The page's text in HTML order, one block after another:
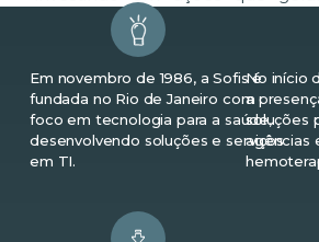
apoiam a inclusão digital e
como ferramenta de
Em novembro de 1986, a Sofis é
fundada no Rio de Janeiro com
foco em tecnologia para a saúde,
desenvolvendo soluções e serviços
em TI.
No início
a
soluções
agências